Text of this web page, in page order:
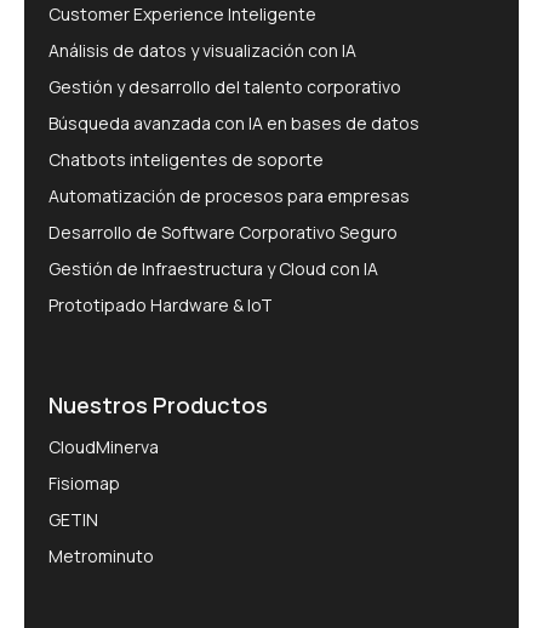
Customer Experience Inteligente
Análisis de datos y visualización con IA
Gestión y desarrollo del talento corporativo
Búsqueda avanzada con IA en bases de datos
Chatbots inteligentes de soporte
Automatización de procesos para empresas
Desarrollo de Software Corporativo Seguro
Gestión de Infraestructura y Cloud con IA
Prototipado Hardware & IoT
Nuestros Productos
CloudMinerva
Fisiomap
GETIN
Metrominuto